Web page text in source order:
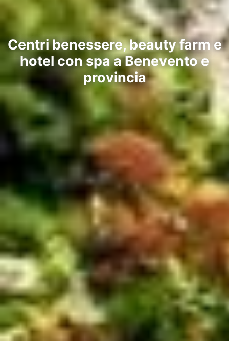
Centri benessere, beauty farm e
hotel con spa a Benevento e
provincia